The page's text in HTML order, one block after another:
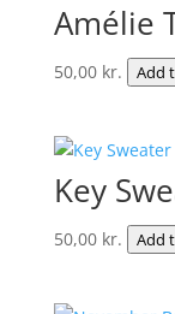
Amélie
50,00 kr. Add
Key
50,00 kr. Add